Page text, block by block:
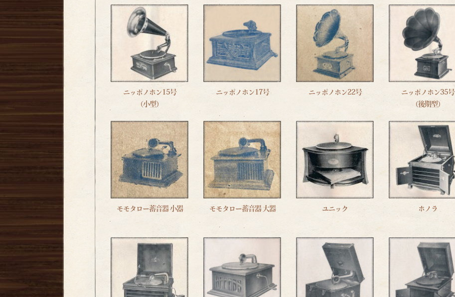
ニッポノホン15号
（小型）
ニッポノホン17号 ニッポノホン22号
ニッポノホン35号
（後期型）
モモタロー蓄音器 小器 モモタロー蓄音器 大器 ユニック ホノラ